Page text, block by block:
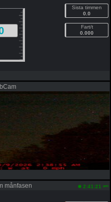
Sista timmen
0.0
Fart/t
0.000
månfasen 2:41:21 am